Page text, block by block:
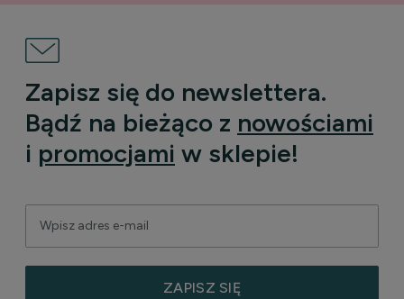
Zapisz się do newslettera.
Bądź na bieżąco z nowościami
i promocjami w sklepie!
ZAPISZ SIĘ